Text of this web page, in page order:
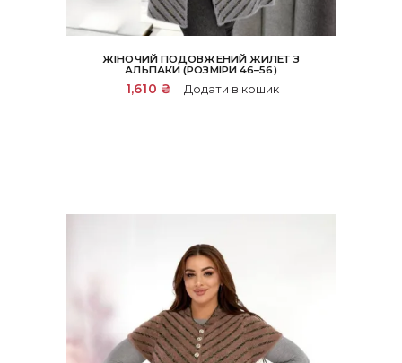
ЖІНОЧИЙ ПОДОВЖЕНИЙ ЖИЛЕТ З
АЛЬПАКИ (РОЗМІРИ 46–56)
1,610 ₴ Додати в кошик